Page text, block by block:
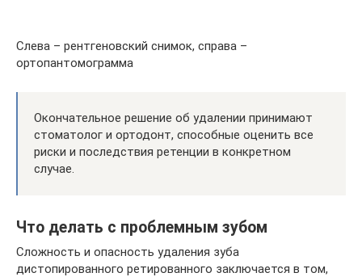
Слева – рентгеновский снимок, справа –
ортопантомограмма
Окончательное решение об удалении принимают
стоматолог и ортодонт, способные оценить все
риски и последствия ретенции в конкретном
случае.
Что делать с проблемным зубом
Сложность и опасность удаления зуба
дистопированного ретированного заключается в том,